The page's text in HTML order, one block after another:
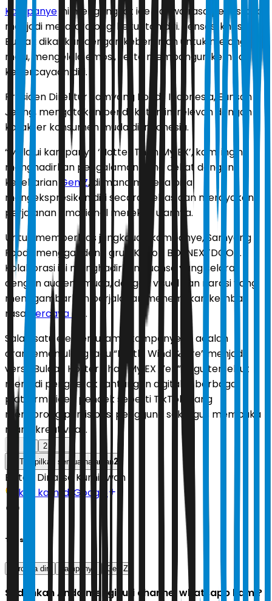
Kampanye ini mengangkat ide bahwa rasa pedas bisa
menjadi metafora bagi kekuatan diri. Sensasi khas
Buldak dikaitkan dengan keberanian untuk melangkah
maju, mengelola emosi, serta membangun kembali
kepercayaan diri.
Presiden Direktur Samyang Foods Indonesia, Eunsan
Jeong, mengatakan pendekatan ini relevan dengan
karakter konsumen muda di Indonesia.
“Melalui kampanye ‘Hotter Than My EX’, kami ingin
menghadirkan pengalaman yang dekat dengan
keseharian Gen Z, di mana mereka bisa
mengekspresikan diri secara bebas dan merayakan
perjalanan emosional mereka,” ujarnya.
Untuk memperluas jangkauan kampanye, Samyang
Foods menggandeng grup K-pop BOYNEXTDOOR.
Kolaborasi ini menghadirkan nuansa yang selaras
dengan audiens muda, dengan visual dan narasi yang
menggambarkan perjalanan menemukan kembali
rasa
percaya diri .
Salah satu elemen utama kampanye ini adalah
aransemen ulang lagu “Earth, Wind & Fire” menjadi
versi “Buldak Hotter Than My EX Ver.” Lagu tersebut
menjadi penggerak tantangan digital di berbagai
platform video pendek seperti TikTok, yang
mendorong partisipasi pengguna sekaligus membuka
ruang kreativitas.
2
Tampilkan semua halaman2
Editor: Dinarsa Kurniawan
Ikuti kami di Google
Tags
percaya diri kampanye Gen Z
Sudahkah Anda mengikuti channel whatsapp kami?